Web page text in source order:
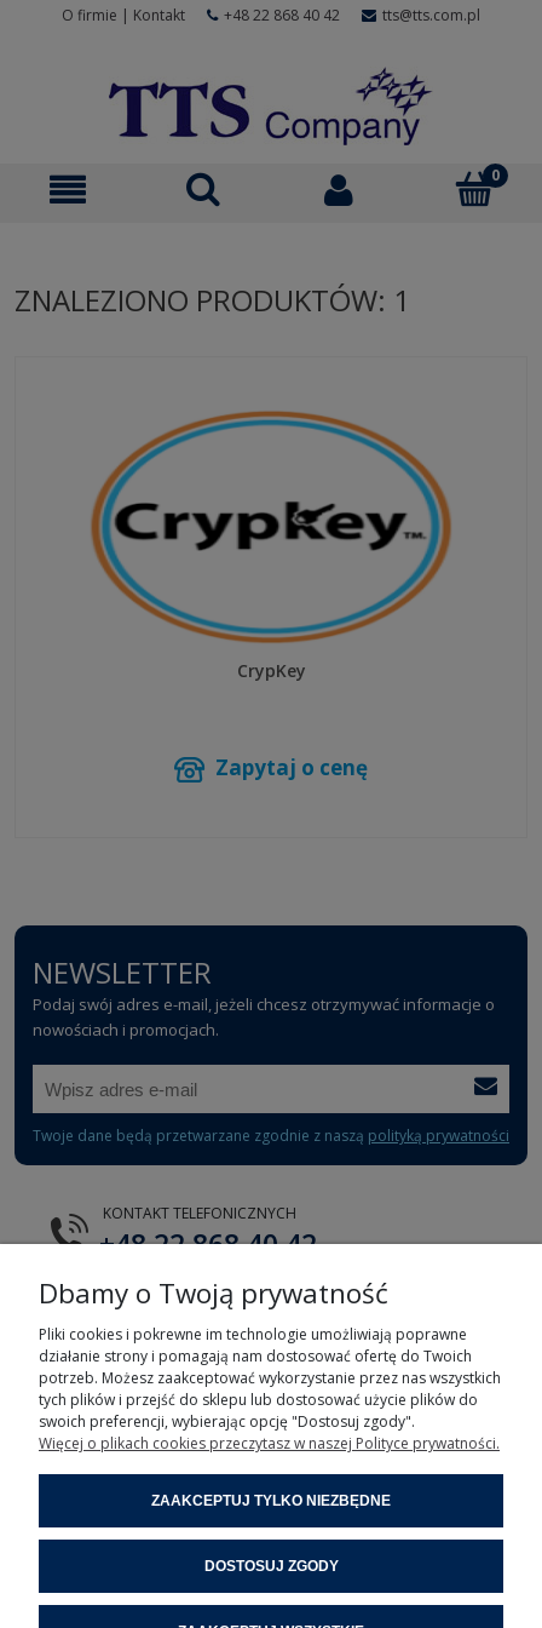
O firmie | Kontakt +48 22 868 40 42 tts@tts.com.pl
ZNALEZIONO PRODUKTÓW: 1
CrypKey
Zapytaj o cenę
NEWSLETTER
Podaj swój adres e-mail, jeżeli chcesz otrzymywać informacje o
nowościach i promocjach.
Twoje dane będą przetwarzane zgodnie z naszą polityką prywatności
KONTAKT TELEFONICZNYCH
+48 22 868 40 42
E-MAIL
tts@tts.com.pl
POMOC
INFORMACJE
Dbamy o Twoją prywatność
Pliki cookies i pokrewne im technologie umożliwiają poprawne
działanie strony i pomagają nam dostosować ofertę do Twoich
potrzeb. Możesz zaakceptować wykorzystanie przez nas wszystkich
tych plików i przejść do sklepu lub dostosować użycie plików do
swoich preferencji, wybierając opcję "Dostosuj zgody".
Więcej o plikach cookies przeczytasz w naszej Polityce prywatności.
ZAAKCEPTUJ TYLKO NIEZBĘDNE
DOSTOSUJ ZGODY